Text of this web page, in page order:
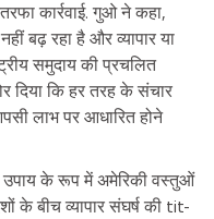
कार्रवाई. गुओ ने कहा,
बढ़ रहा है और व्यापार या
समुदाय की प्रचलित
दिया कि हर तरह के संचार
लाभ पर आधारित होने
उपाय के रूप में अमेरिकी वस्तुओं
के बीच व्यापार संघर्ष की tit-